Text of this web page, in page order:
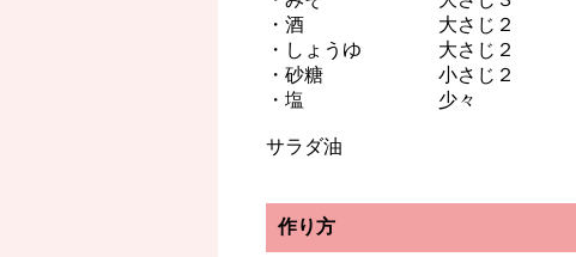
・酒 大さじ２
・しょうゆ 大さじ２
・砂糖 小さじ２
・塩 少々
サラダ油
作り方